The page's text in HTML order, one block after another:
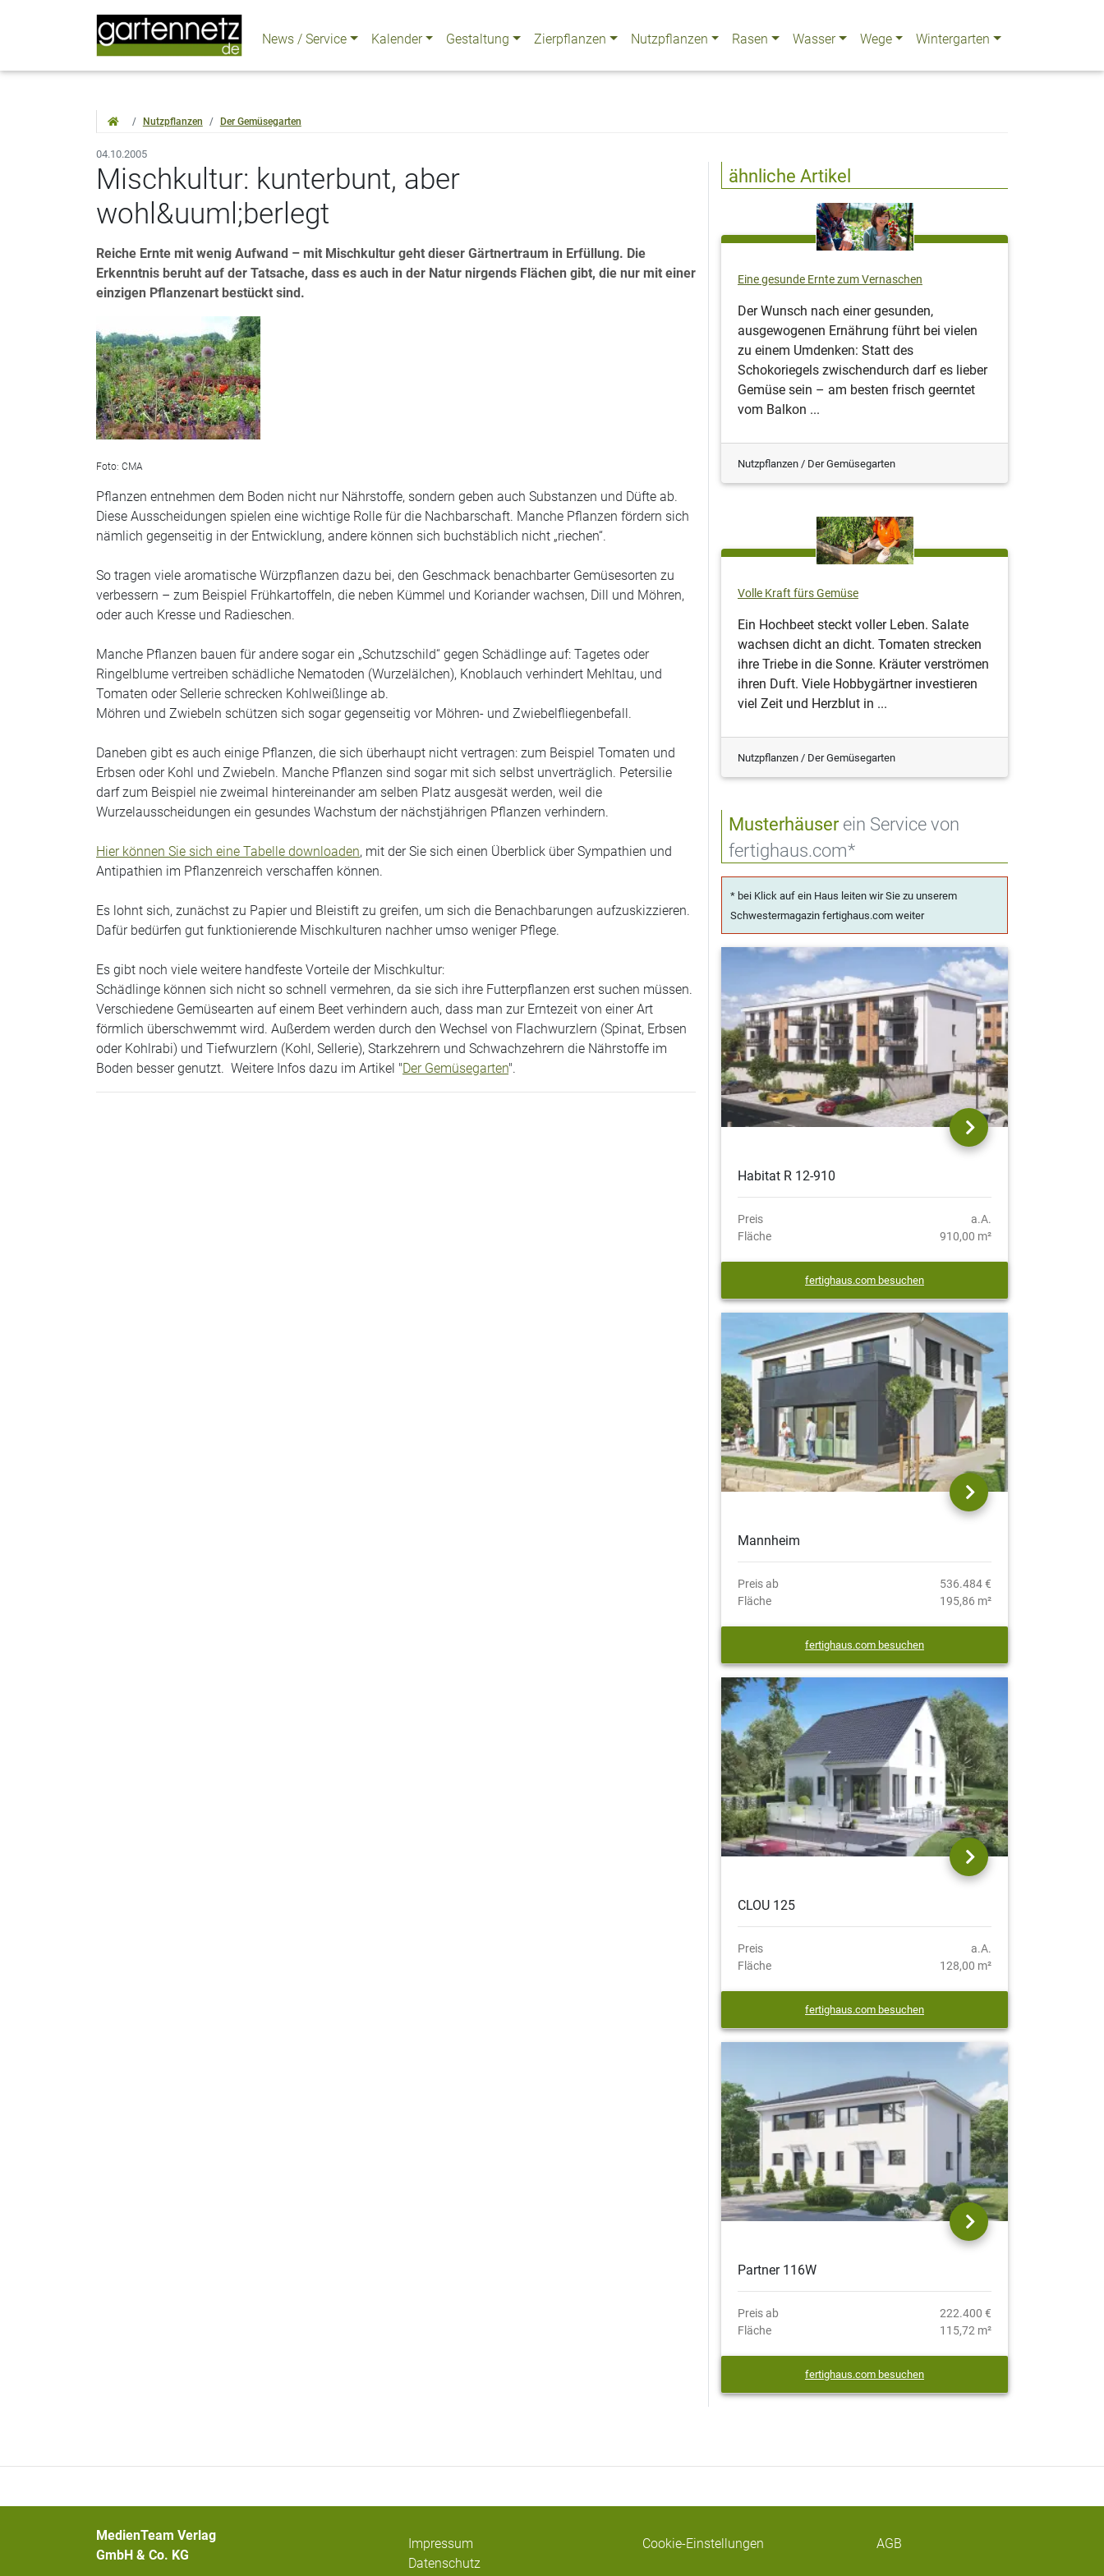
News / Service Kalender Gestaltung Zierpflanzen Nutzpflanzen Rasen Wasser Wege Wintergarten
Nutzpflanzen Der Gemüsegarten
04.10.2005
Mischkultur: kunterbunt, aber
wohl&uuml;berlegt
Reiche Ernte mit wenig Aufwand – mit Mischkultur geht dieser Gärtnertraum in Erfüllung. Die
Erkenntnis beruht auf der Tatsache, dass es auch in der Natur nirgends Flächen gibt, die nur mit einer
einzigen Pflanzenart bestückt sind.
Foto: CMA
Pflanzen entnehmen dem Boden nicht nur Nährstoffe, sondern geben auch Substanzen und Düfte ab.
Diese Ausscheidungen spielen eine wichtige Rolle für die Nachbarschaft. Manche Pflanzen fördern sich
nämlich gegenseitig in der Entwicklung, andere können sich buchstäblich nicht „riechen“.
So tragen viele aromatische Würzpflanzen dazu bei, den Geschmack benachbarter Gemüsesorten zu
verbessern – zum Beispiel Frühkartoffeln, die neben Kümmel und Korianderwachsen, Dill und Möhren,
oder auch Kresse und Radieschen.
Manche Pflanzen bauen für andere sogar ein „Schutzschild“ gegen Schädlinge auf: Tagetes oder
Ringelblume vertreiben schädliche Nematoden (Wurzelälchen), Knoblauch verhindert Mehltau, und
Tomaten oder Sellerie schrecken Kohlweißlinge ab.
Möhren und Zwiebeln schützen sich sogar gegenseitig vor Möhren- und Zwiebelfliegenbefall.
Daneben gibt es auch einige Pflanzen, die sich überhaupt nicht vertragen: zum Beispiel Tomaten und
Erbsen oder Kohl und Zwiebeln. Manche Pflanzen sind sogar mit sich selbst unverträglich. Petersilie
darf zum Beispiel nie zweimal hintereinander am selben Platz ausgesät werden, weil die
Wurzelausscheidungen ein gesundes Wachstum der nächstjährigen Pflanzen verhindern.
Hier können Sie sich eine Tabelle downloaden, mit der Sie sich einen Überblick über Sympathien und
Antipathien im Pflanzenreich verschaffen können.
Es lohnt sich, zunächst zu Papier und Bleistift zu greifen, um sich die Benachbarungen aufzuskizzieren.
Dafür bedürfen gut funktionierende Mischkulturen nachher umso weniger Pflege.
Es gibt noch viele weitere handfeste Vorteile der Mischkultur:
Schädlinge können sich nicht so schnell vermehren, da sie sich ihre Futterpflanzen erst suchen müssen.
Verschiedene Gemüsearten auf einem Beet verhindern auch, dass man zur Erntezeit von einer Art
förmlich überschwemmt wird. Außerdem werden durch den Wechsel von Flachwurzlern (Spinat, Erbsen
oder Kohlrabi) und Tiefwurzlern (Kohl, Sellerie), Starkzehrern und Schwachzehrern die Nährstoffe im
Boden besser genutzt. Weitere Infos dazu im Artikel "Der Gemüsegarten".
ähnliche Artikel
Eine gesunde Ernte zum Vernaschen
Der Wunsch nach einer gesunden,
ausgewogenen Ernährung führt bei vielen
zu einem Umdenken: Statt des
Schokoriegels zwischendurch darf es lieber
Gemüse sein – am besten frisch geerntet
vom Balkon ...
Nutzpflanzen / Der Gemüsegarten
Volle Kraft fürs Gemüse
Ein Hochbeet steckt voller Leben. Salate
wachsen dicht an dicht. Tomaten strecken
ihre Triebe in die Sonne. Kräuter verströmen
ihren Duft. Viele Hobbygärtner investieren
viel Zeit und Herzblut in ...
Nutzpflanzen / Der Gemüsegarten
Musterhäuser ein Service von
fertighaus.com*
* bei Klick auf ein Haus leiten wir Sie zu unserem
Schwestermagazin fertighaus.com weiter
Habitat R 12-910
Preis
a.A.
Fläche
910,00 m²
fertighaus.com besuchen
Mannheim
Preis ab
536.484 €
Fläche
195,86 m²
fertighaus.com besuchen
CLOU 125
Preis
a.A.
Fläche
128,00 m²
fertighaus.com besuchen
Partner 116W
Preis ab
222.400 €
Fläche
115,72 m²
fertighaus.com besuchen
MedienTeam Verlag
GmbH & Co. KG
Impressum
Datenschutz
Cookie-Einstellungen AGB